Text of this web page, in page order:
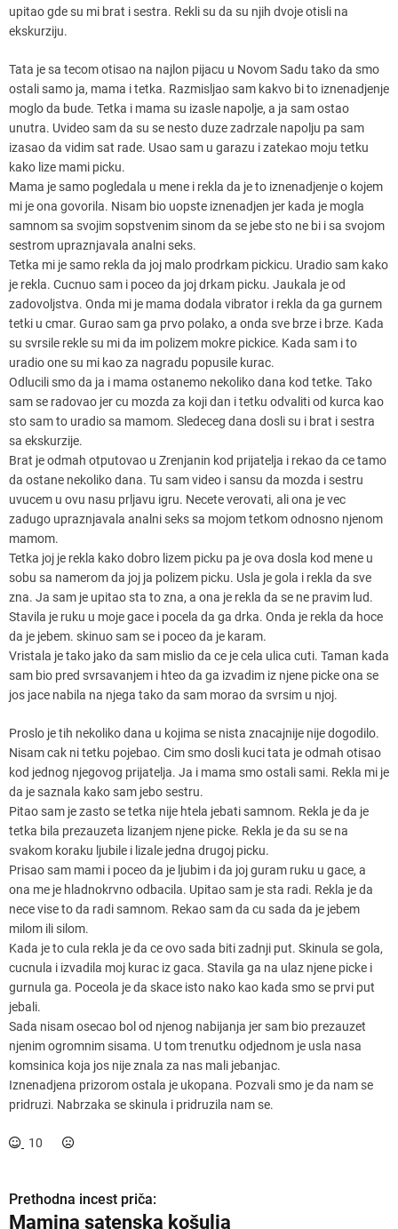
upitao gde su mi brat i sestra. Rekli su da su njih dvoje otisli na
ekskurziju.
Tata je sa tecom otisao na najlon pijacu u Novom Sadu tako da smo
ostali samo ja, mama i tetka. Razmisljao sam kakvo bi to iznenadjenje
moglo da bude. Tetka i mama su izasle napolje, a ja sam ostao
unutra. Uvideo sam da su se nesto duze zadrzale napolju pa sam
izasao da vidim sat rade. Usao sam u garazu i zatekao moju tetku
kako lize mami picku.
Mama je samo pogledala u mene i rekla da je to iznenadjenje o kojem
mi je ona govorila. Nisam bio uopste iznenadjen jer kada je mogla
samnom sa svojim sopstvenim sinom da se jebe sto ne bi i sa svojom
sestrom upraznjavala analni seks.
Tetka mi je samo rekla da joj malo prodrkam pickicu. Uradio sam kako
je rekla. Cucnuo sam i poceo da joj drkam picku. Jaukala je od
zadovoljstva. Onda mi je mama dodala vibrator i rekla da ga gurnem
tetki u cmar. Gurao sam ga prvo polako, a onda sve brze i brze. Kada
su svrsile rekle su mi da im polizem mokre pickice. Kada sam i to
uradio one su mi kao za nagradu popusile kurac.
Odlucili smo da ja i mama ostanemo nekoliko dana kod tetke. Tako
sam se radovao jer cu mozda za koji dan i tetku odvaliti od kurca kao
sto sam to uradio sa mamom. Sledeceg dana dosli su i brat i sestra
sa ekskurzije.
Brat je odmah otputovao u Zrenjanin kod prijatelja i rekao da ce tamo
da ostane nekoliko dana. Tu sam video i sansu da mozda i sestru
uvucem u ovu nasu prljavu igru. Necete verovati, ali ona je vec
zadugo upraznjavala analni seks sa mojom tetkom odnosno njenom
mamom.
Tetka joj je rekla kako dobro lizem picku pa je ova dosla kod mene u
sobu sa namerom da joj ja polizem picku. Usla je gola i rekla da sve
zna. Ja sam je upitao sta to zna, a ona je rekla da se ne pravim lud.
Stavila je ruku u moje gace i pocela da ga drka. Onda je rekla da hoce
da je jebem. skinuo sam se i poceo da je karam.
Vristala je tako jako da sam mislio da ce je cela ulica cuti. Taman kada
sam bio pred svrsavanjem i hteo da ga izvadim iz njene picke ona se
jos jace nabila na njega tako da sam morao da svrsim u njoj.
Proslo je tih nekoliko dana u kojima se nista znacajnije nije dogodilo.
Nisam cak ni tetku pojebao. Cim smo dosli kuci tata je odmah otisao
kod jednog njegovog prijatelja. Ja i mama smo ostali sami. Rekla mi je
da je saznala kako sam jebo sestru.
Pitao sam je zasto se tetka nije htela jebati samnom. Rekla je da je
tetka bila prezauzeta lizanjem njene picke. Rekla je da su se na
svakom koraku ljubile i lizale jedna drugoj picku.
Prisao sam mami i poceo da je ljubim i da joj guram ruku u gace, a
ona me je hladnokrvno odbacila. Upitao sam je sta radi. Rekla je da
nece vise to da radi samnom. Rekao sam da cu sada da je jebem
milom ili silom.
Kada je to cula rekla je da ce ovo sada biti zadnji put. Skinula se gola,
cucnula i izvadila moj kurac iz gaca. Stavila ga na ulaz njene picke i
gurnula ga. Poceola je da skace isto nako kao kada smo se prvi put
jebali.
Sada nisam osecao bol od njenog nabijanja jer sam bio prezauzet
njenim ogromnim sisama. U tom trenutku odjednom je usla nasa
komsinica koja jos nije znala za nas mali jebanjac.
Iznenadjena prizorom ostala je ukopana. Pozvali smo je da nam se
pridruzi. Nabrzaka se skinula i pridruzila nam se.
10
K
Prethodna incest priča:
Mamina satenska košulja